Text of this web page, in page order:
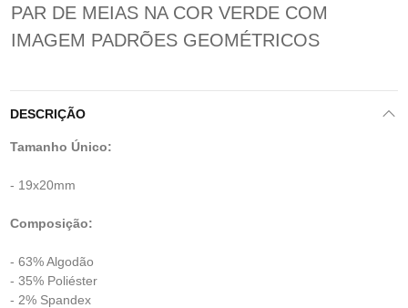
PAR DE MEIAS NA COR VERDE COM
IMAGEM PADRÕES GEOMÉTRICOS
DESCRIÇÃO
Tamanho Único:
- 19x20mm
Composição:
- 63% Algodão
- 35% Poliéster
- 2% Spandex